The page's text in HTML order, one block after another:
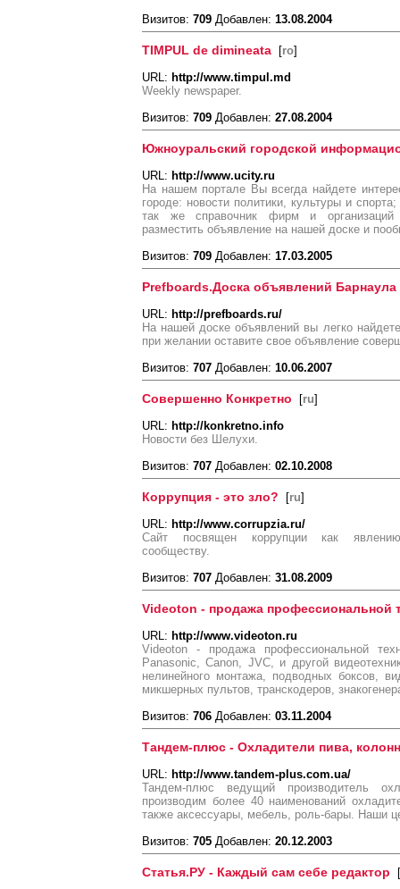
Визитов: 709 Добавлен: 13.08.2004
TIMPUL de dimineata [ro]
URL: http://www.timpul.md
Weekly newspaper.
Визитов: 709 Добавлен: 27.08.2004
Южноуральский городской
URL: http://www.ucity.ru
На нашем портале Вы всегда найдете
городе: новости политики, культуры и
так же справочник фирм и
разместить объявление на нашей доске и
Визитов: 709 Добавлен: 17.03.2005
Prefboards.Доска объявлений Барнаула
URL: http://prefboards.ru/
На нашей доске объявлений вы легко
при желании оставите свое объявление
Визитов: 707 Добавлен: 10.06.2007
Совершенно Конкретно [ru]
URL: http://konkretno.info
Новости без Шелухи.
Визитов: 707 Добавлен: 02.10.2008
Коррупция - это зло? [ru]
URL: http://www.corrupzia.ru/
Сайт посвящен коррупции как
сообществу.
Визитов: 707 Добавлен: 31.08.2009
Videoton - продажа профессиональной
URL: http://www.videoton.ru
Videoton - продажа профессиональной
Panasonic, Canon, JVC, и другой
нелинейного монтажа, подводных боксов,
микшерных пультов, транскодеров,
Визитов: 706 Добавлен: 03.11.2004
Тандем-плюс - Охладители пива,
URL: http://www.tandem-plus.com.ua/
Тандем-плюс ведущий производитель
производим более 40 наименований
также аксессуары, мебель, роль-бары. Наши
Визитов: 705 Добавлен: 20.12.2003
Статья.РУ - Каждый сам себе редактор [